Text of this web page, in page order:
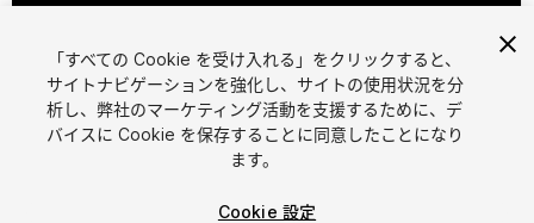
クッキーの設定
1 /8
「すべての Cookie を受け入れる」をクリックすると、
サイトナビゲーションを強化し、サイトの使用状況を分
析し、弊社のマーケティング活動を支援するために、デ
バイスに Cookie を保存することに同意したことになり
ます。
Cookie 設定